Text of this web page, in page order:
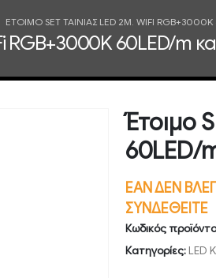
ΈΤΟΙΜΟ SET ΤΑΙΝΊΑΣ LED 2M. WIFI
RGB+3000K 60LED/m
Έτοιμο
60LED/
ΕΑΝ ΔΕΝ
ΣΥΝΔΕΘΕΙΤΕ
Κωδικός
Κατηγορίες:LED